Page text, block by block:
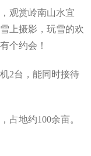
观赏岭南山水宜
上摄影，玩雪的欢
个约会！
2台，能同时接待
占地约100余亩。